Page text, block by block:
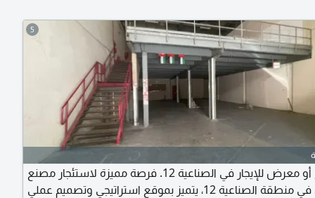
5
مصنع أو معرض للإيجار في الصناعية 12. فرصة مميزة لاستئجار مصنع
أو معرض في منطقة الصناعية 12، يتميز بموقع استراتيجي وتصميم عملي